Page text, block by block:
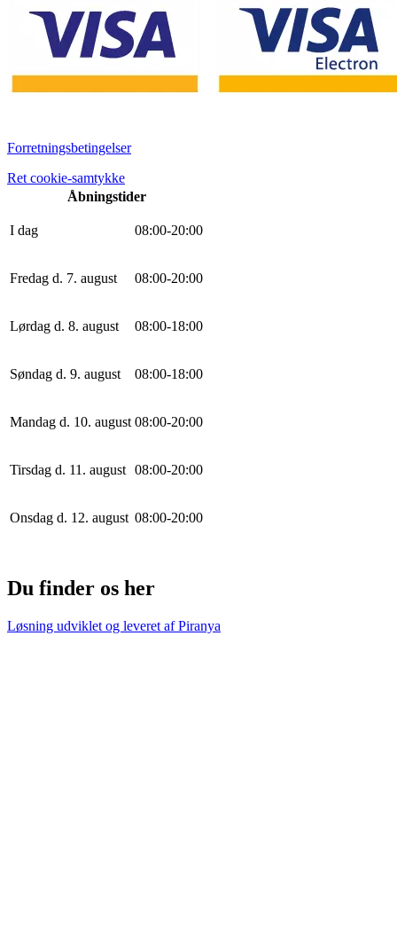
Forretningsbetingelser
Ret cookie-samtykke
Åbningstider
I dag 08:00-20:00
Fredag d. 7. august 08:00-20:00
Lørdag d. 8. august 08:00-18:00
Søndag d. 9. august 08:00-18:00
Mandag d. 10. august 08:00-20:00
Tirsdag d. 11. august 08:00-20:00
Onsdag d. 12. august 08:00-20:00
Du finder os her
Løsning udviklet og leveret afPiranya